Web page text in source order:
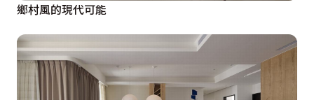
鄉村風的現代可能